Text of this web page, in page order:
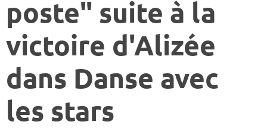
poste" suite à la
victoire d'Alizée
dans Danse avec
les stars